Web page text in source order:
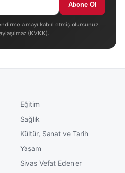
Abone Ol
almayı kabul etmiş olursunuz.
(KVKK).
Eğitim
Sağlık
Kültür, Sanat ve Tarih
Yaşam
Sivas Vefat Edenler